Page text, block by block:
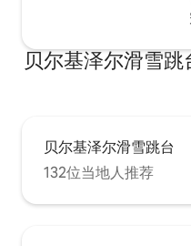
贝尔基泽尔滑雪
贝尔基泽尔滑雪跳台
132位当地人推荐